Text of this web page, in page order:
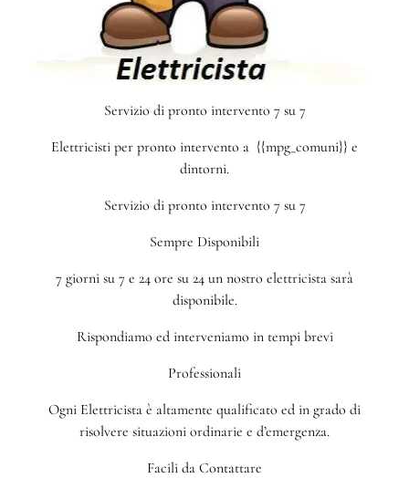
Servizio di pronto intervento 7 su 7
Elettricisti per pronto intervento a {{mpg_comuni}} e
dintorni.
Servizio di pronto intervento 7 su 7
Sempre Disponibili
7 giorni su 7 e 24 ore su 24 un nostro elettricista sarà
disponibile.
Rispondiamo ed interveniamo in tempi brevi
Professionali
Ogni Elettricista è altamente qualificato ed in grado di
risolvere situazioni ordinarie e d’emergenza.
Facili da Contattare